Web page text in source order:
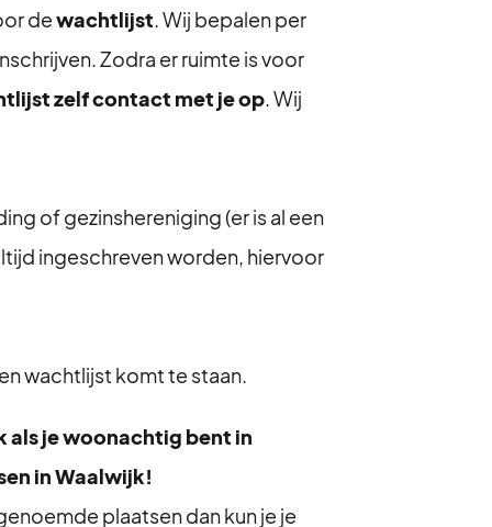
dewachtlijst. Wij bepalen per
Zodra er ruimte is voor
zelf contact met je op. Wij
of gezinshereniging (er is al een
ingeschreven worden, hiervoor
wachtlijst komt te staan.
als je woonachtig bent in
in Waalwijk!
plaatsen dan kun je je